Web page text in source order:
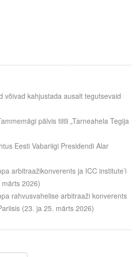
võivad kahjustada ausalt tegutsevaid
pälvis tiitli „Tarneahela Tegija
Eesti Vabariigi Presidendi Alar
arbitraažikonverents ja ICC institute’i
2026)
rahvusvahelise arbitraaži konverents
(23. ja 25. märts 2026)